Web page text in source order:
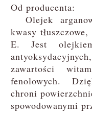
Od producenta:
Olejek
kwasy
E. Jest
zawartości
fenolowych.
chroni
spowodowanymi